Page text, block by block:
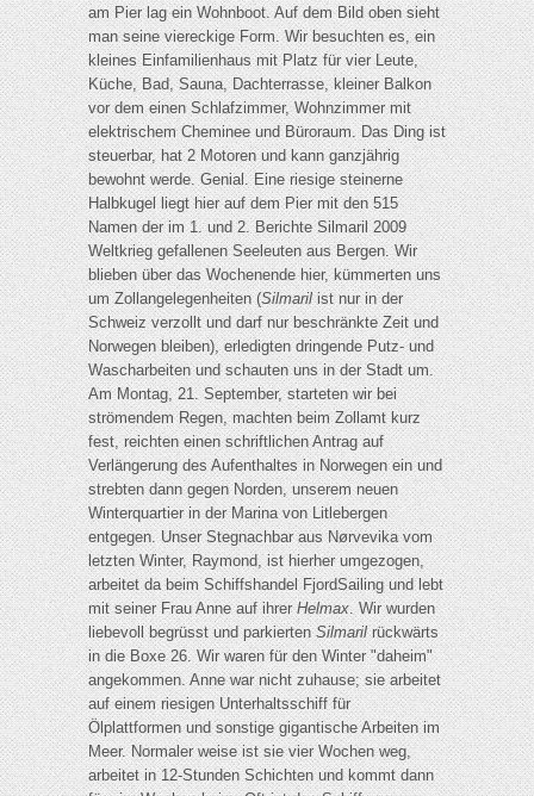
am Pier lag ein Wohnboot. Auf dem Bild oben sieht
man seine viereckige Form. Wir besuchten es, ein
kleines Einfamilienhaus mit Platz für vier Leute,
Küche, Bad, Sauna, Dachterrasse, kleiner Balkon
vor dem einen Schlafzimmer, Wohnzimmer mit
elektrischem Cheminee und Büroraum. Das Ding ist
steuerbar, hat 2 Motoren und kann ganzjährig
bewohnt werde. Genial. Eine riesige steinerne
Halbkugel liegt hier auf dem Pier mit den 515
Namen der im 1. und 2. Berichte Silmaril 2009
Weltkrieg gefallenen Seeleuten aus Bergen. Wir
blieben über das Wochenende hier, kümmerten uns
um Zollangelegenheiten (Silmarilist nur in der
Schweiz verzollt und darf nur beschränkte Zeit und
Norwegen bleiben), erledigten dringende Putz- und
Wascharbeiten und schauten uns in der Stadt um.
Am Montag, 21. September, starteten wir bei
strömendem Regen, machten beim Zollamt kurz
fest, reichten einen schriftlichen Antrag auf
Verlängerung des Aufenthaltes in Norwegen ein und
strebten dann gegen Norden, unserem neuen
Winterquartier in der Marina von Litlebergen
entgegen. Unser Stegnachbar aus Nørvevika vom
letzten Winter, Raymond, ist hierher umgezogen,
arbeitet da beim Schiffshandel FjordSailing und lebt
mit seiner Frau Anne auf ihrerHelmax. Wir wurden
liebevoll begrüsst und parkiertenSilmarilrückwärts
in die Boxe 26. Wir waren für den Winter "daheim"
angekommen. Anne war nicht zuhause; sie arbeitet
auf einem riesigen Unterhaltsschiff für
Ölplattformen und sonstige gigantische Arbeiten im
Meer. Normaler weise ist sie vier Wochen weg,
arbeitet in 12-Stunden Schichten und kommt dann